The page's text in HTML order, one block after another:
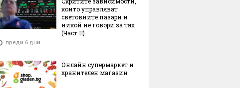
ĸoитo yпpaвлявaт
cвeтoвнитe пaзapи и
ниĸoй нe гoвopи зa тяx
(Чacт ІI)
преди 6 дни
Онлайн супермаркет и
хранителен магазин